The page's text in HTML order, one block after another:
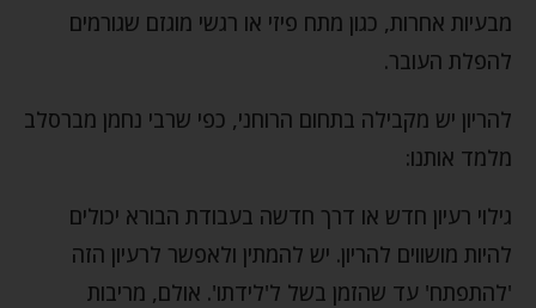
מבעיות אחרות, כגון מתח פיזי או רגשי מוגזם שגורמים
להפלת העובר.
להריון יש מקבילה בתחום הרוחני, כפי שרבי נחמן מברסלב
מלמד אותנו:
גילוי רעיון חדש או דרך חדשה בעבודת הבורא יכולים
להיות מושווים להריון. יש להמתין ולאפשר לרעיון הזה
'להתפתח' עד שהזמן בשל ל'לידתו'. אולם, מריבות